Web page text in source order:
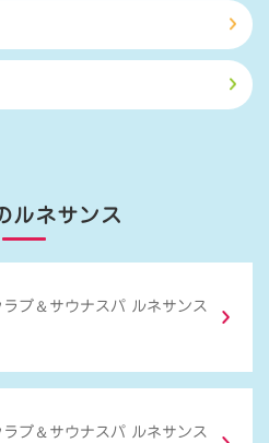
ルネサンス
ラブ ＆ サウナスパ ルネサンス
ラブ ＆ サウナスパ ルネサンス